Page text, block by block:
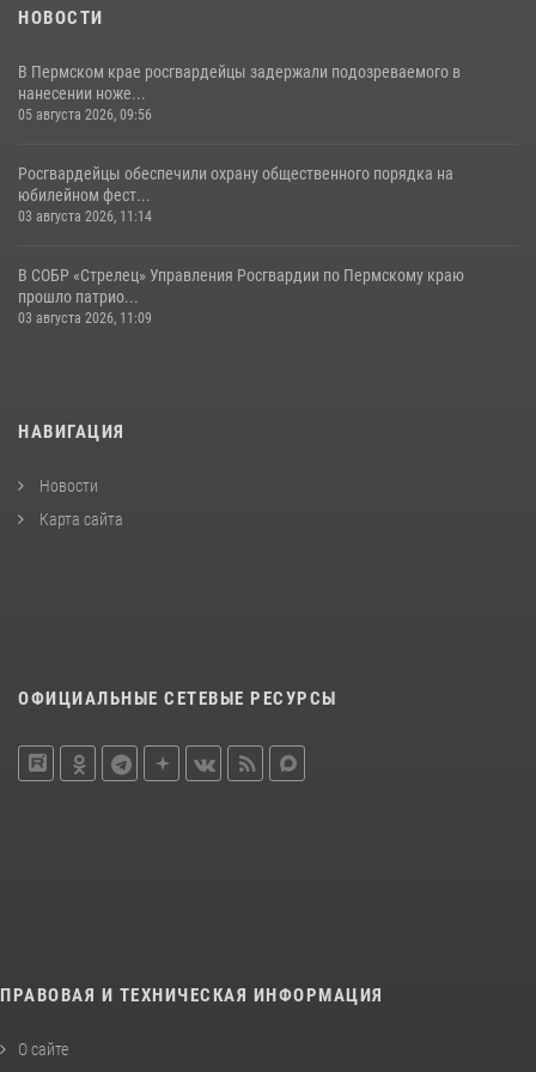
НОВОСТИ
В Пермском крае росгвардейцы задержали подозреваемого в
нанесении ноже...
05 августа 2026, 09:56
Росгвардейцы обеспечили охрану общественного порядка на
юбилейном фест...
03 августа 2026, 11:14
В СОБР «Стрелец» Управления Росгвардии по Пермскому краю
прошло патрио...
03 августа 2026, 11:09
НАВИГАЦИЯ
Новости
Карта сайта
ОФИЦИАЛЬНЫЕ СЕТЕВЫЕ РЕСУРСЫ
ПРАВОВАЯ И ТЕХНИЧЕСКАЯ ИНФОРМАЦИЯ
О сайте